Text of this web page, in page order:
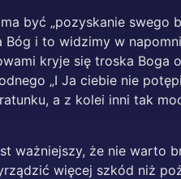
być „pozyskanie swego
Bóg i to widzimy w
kryje się troska Boga
„I Ja ciebie nie
a z kolei inni tak
ważniejszy, że nie warto
więcej szkód niż